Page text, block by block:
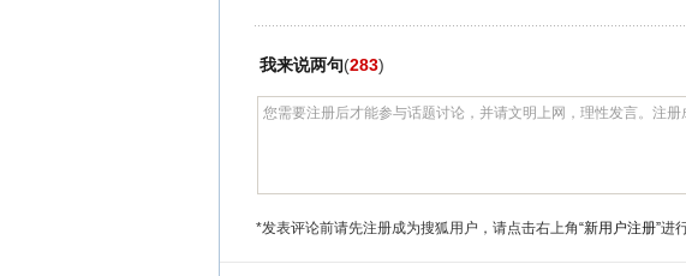
我来说两句(283)
*发表评论前请先注册成为搜狐用户，请点击右上角“新用户注册”进